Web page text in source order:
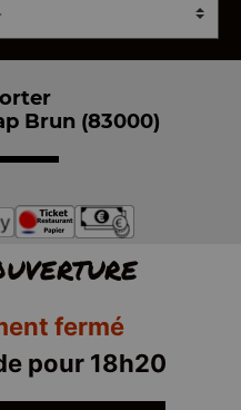
Brun (83000)
fermé
pour 18h20